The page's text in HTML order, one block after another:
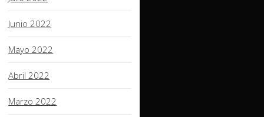
Junio 2022
Mayo 2022
Abril 2022
Marzo 2022